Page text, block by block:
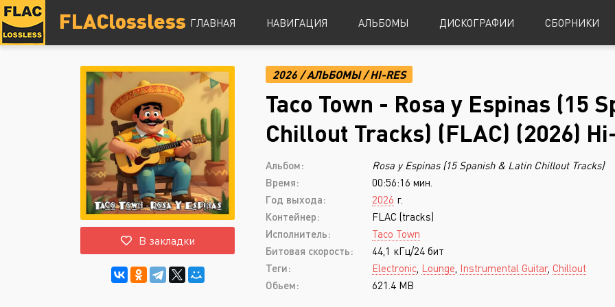
FLAClossless ГЛАВНАЯ НАВИГАЦИЯ
DSD
Hi-Res
Lossless
Vinyl
Топ 100
Alternative Rock
Indie Rock
Industrial Metal
Metalcore
Nu-Metal
Post-Hardcore
Punk Rock
Black Metal
Progressive Metal
Sludge Metal
Speed Metal
Blues
АЛЬБОМЫ ДИСКОГРАФИИ СБОРНИКИ
В закладки
2026 /АЛЬБОМЫ/HI-RES
Taco Town - Rosa y Espinas (15
Chillout Tracks) (FLAC) (2026)
Альбом:
Rosa y Espinas (15 Spanish & Latin Chillout Tracks)
Время:
00:56:16 мин.
Год выхода:
2026 г.
Контейнер:
FLAC (tracks)
Исполнитель:
Taco Town
Битовая скорость:
44,1 кГц/24 бит
Теги:
Electronic Lounge Instrumental Guitar, Chillout
Обьем:
621.4 MB